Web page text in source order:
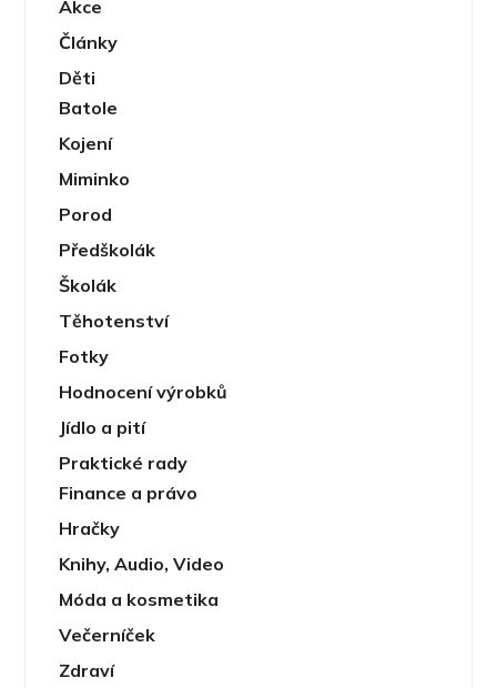
Akce
Články
Děti
Batole
Kojení
Miminko
Porod
Předškolák
Školák
Těhotenství
Fotky
Hodnocení výrobků
Jídlo a pití
Praktické rady
Finance a právo
Hračky
Knihy, Audio, Video
Móda a kosmetika
Večerníček
Zdraví